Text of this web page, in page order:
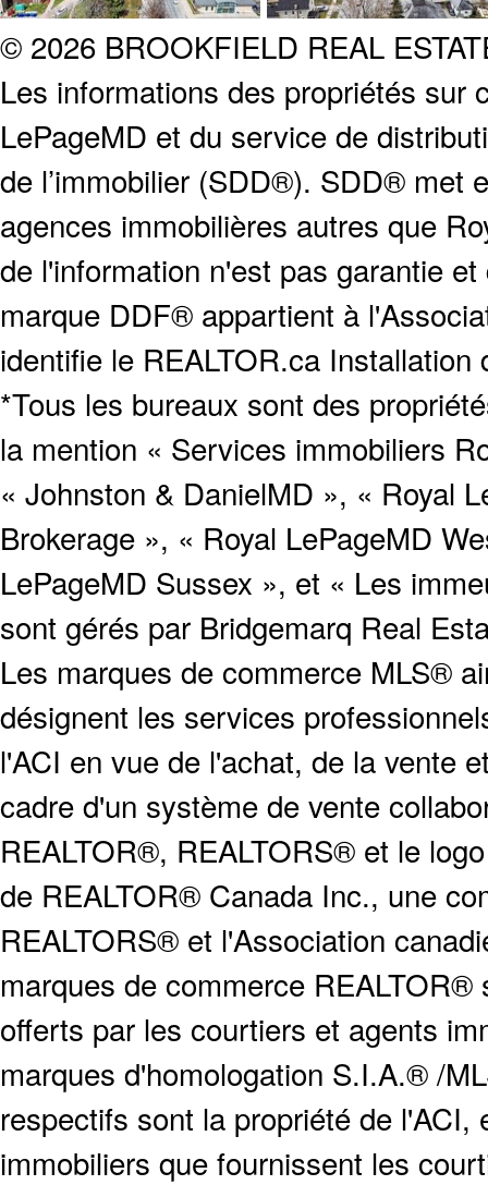
© 2026 BROOKFIELD REAL
Les informations des propriétés sur
LePageMD et du service de
de l’immobilier (SDD®). SDD® met
agences immobilières autres que
de l'information n'est pas garantie
marque DDF® appartient à
identifie le REALTOR.ca
*Tous les bureaux sont des
la mention « Services immobiliers
« Johnston & DanielMD », « Royal
Brokerage », « Royal LePageMD
LePageMD Sussex », et « Les
sont gérés par Bridgemarq Real
Les marques de commerce MLS®
désignent les services
l'ACI en vue de l'achat, de la vente
cadre d'un système de vente
REALTOR®, REALTORS® et le
de REALTOR® Canada Inc., une
REALTORS® et l'Association
marques de commerce
offerts par les courtiers et agents
marques d'homologation S.I.A.® /
respectifs sont la propriété de
immobiliers que fournissent les